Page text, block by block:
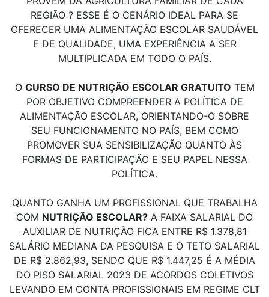
REGIÃO ? ESSE É O CENÁRIO IDEAL PARA SE
OFERECER UMA ALIMENTAÇÃO ESCOLAR SAUDÁVEL
E DE QUALIDADE, UMA EXPERIÊNCIA A SER
MULTIPLICADA EM TODO O PAÍS.
O CURSO DE NUTRIÇÃO ESCOLAR GRATUITO TEM
POR OBJETIVO COMPREENDER A POLÍTICA DE
ALIMENTAÇÃO ESCOLAR, ORIENTANDO-O SOBRE
SEU FUNCIONAMENTO NO PAÍS, BEM COMO
PROMOVER SUA SENSIBILIZAÇÃO QUANTO ÀS
FORMAS DE PARTICIPAÇÃO E SEU PAPEL NESSA
POLÍTICA.
QUANTO GANHA UM PROFISSIONAL QUE TRABALHA
COM NUTRIÇÃO ESCOLAR? A FAIXA SALARIAL DO
AUXILIAR DE NUTRIÇÃO FICA ENTRE R$ 1.378,81
SALÁRIO MEDIANA DA PESQUISA E O TETO SALARIAL
DE R$ 2.862,93, SENDO QUE R$ 1.447,25 É A MÉDIA
DO PISO SALARIAL 2023 DE ACORDOS COLETIVOS
LEVANDO EM CONTA PROFISSIONAIS EM REGIME CLT